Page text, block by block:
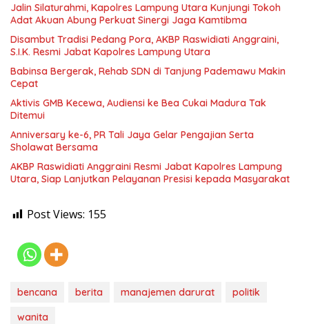
Jalin Silaturahmi, Kapolres Lampung Utara Kunjungi Tokoh
Adat Akuan Abung Perkuat Sinergi Jaga Kamtibma
Disambut Tradisi Pedang Pora, AKBP Raswidiati Anggraini,
S.I.K. Resmi Jabat Kapolres Lampung Utara
Babinsa Bergerak, Rehab SDN di Tanjung Pademawu Makin
Cepat
Aktivis GMB Kecewa, Audiensi ke Bea Cukai Madura Tak
Ditemui
Anniversary ke-6, PR Tali Jaya Gelar Pengajian Serta
Sholawat Bersama
AKBP Raswidiati Anggraini Resmi Jabat Kapolres Lampung
Utara, Siap Lanjutkan Pelayanan Presisi kepada Masyarakat
Post Views: 155
bencana berita manajemen darurat
politik
wanita